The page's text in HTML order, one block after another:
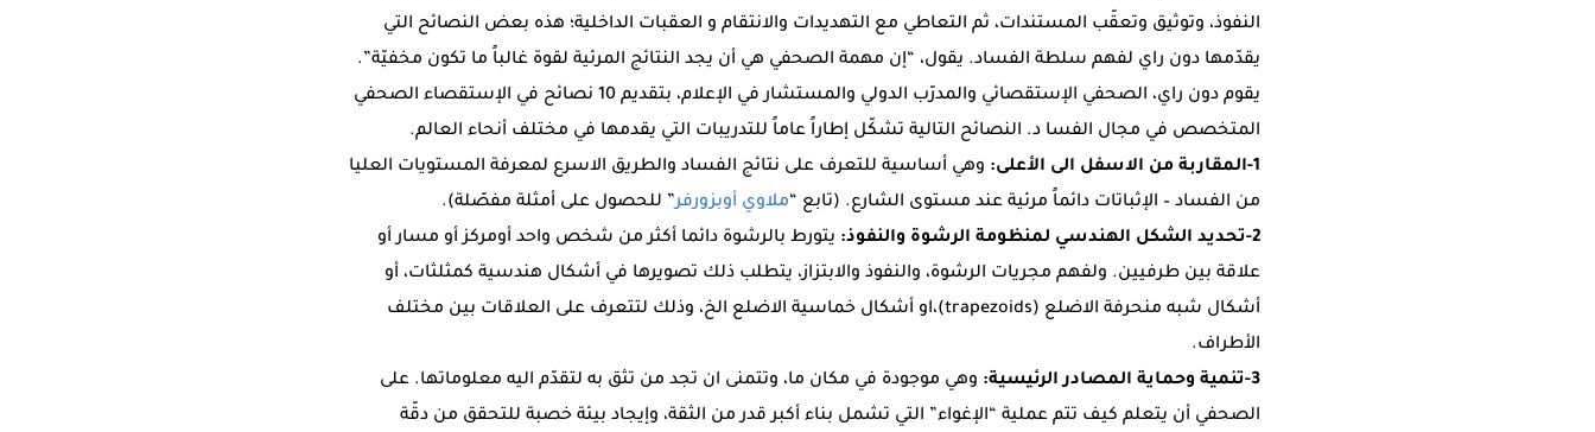
النفوذ، وتوثيق وتعقّب المستندات، ثم التعاطي مع التهديدات والانتقام و العقبات الداخلية؛ هذه بعض النصائح التي
يقدّمها دون راي لفهم سلطة الفساد. يقول، “إن مهمة الصحفي هي أن يجد النتائج المرئية لقوة غالباً ما تكون مخفيّة”.
يقوم دون راي، الصحفي الإستقصائي والمدرّب الدولي والمستشار في الإعلام، بتقديم 10 نصائح في الإستقصاء الصحفي
المتخصص في مجال الفسا د. النصائح التالية تشكّل إطاراً عاماً للتدريبات التي يقدمها في مختلف أنحاء العالم.
1- المقاربة من الاسفل الى الأعلى: وهي أساسية للتعرف على نتائج الفساد والطريق الاسرع لمعرفة المستويات العليا
من الفساد – الإثباتات دائماً مرئية عند مستوى الشارع. (تابع “ملاوي أوبزورفر” للحصول على أمثلة مفصّلة).
2- تحديد الشكل الهندسي لمنظومة الرشوة والنفوذ: يتورط بالرشوة دائما أكثر من شخص واحد أومركز أو مسار أو
علاقة بين طرفيين. ولفهم مجريات الرشوة، والنفوذ والابتزاز، يتطلب ذلك تصويرها في أشكال هندسية كمثلثات، أو
أشكال شبه منحرفة الاضلع (trapezoids)،او أشكال خماسية الاضلع الخ، وذلك لتتعرف على العلاقات بين مختلف
الأطراف.
3- تنمية وحماية المصادر الرئيسية: وهي موجودة في مكان ما، وتتمنى ان تجد من تثق به لتقدّم اليه معلوماتها. على
الصحفي أن يتعلم كيف تتم عملية “الإغواء” التي تشمل بناء أكبر قدر من الثقة، وإيجاد بيئة خصبة للتحقق من دقّة